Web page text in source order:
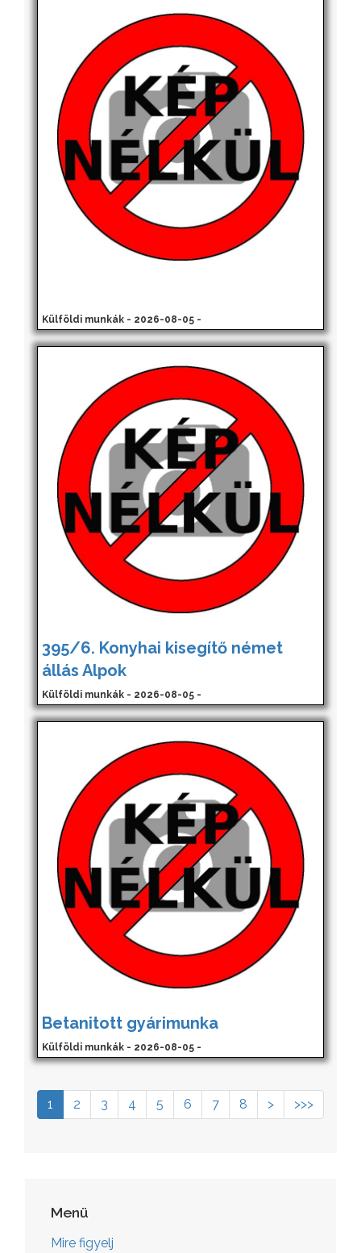
Külföldi munkák - 2026-08-05 -
395/6. Konyhai kisegítő német
állás Alpok
Külföldi munkák - 2026-08-05 -
Betanitott gyárimunka
Külföldi munkák - 2026-08-05 -
1 2 3 4 5 6 7 8 > >>>
Menü
Mire figyelj